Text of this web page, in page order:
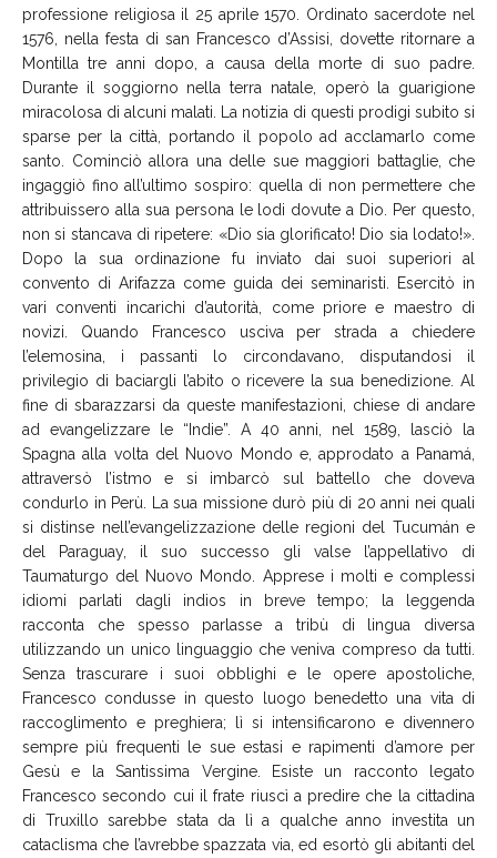
professione religiosa il 25 aprile 1570. Ordinato sacerdote nel
1576, nella festa di san Francesco d’Assisi, dovette ritornare a
Montilla tre anni dopo, a causa della morte di suo padre.
Durante il soggiorno nella terra natale, operò la guarigione
miracolosa di alcuni malati. La notizia di questi prodigi subito si
sparse per la città, portando il popolo ad acclamarlo come
santo. Cominciò allora una delle sue maggiori battaglie, che
ingaggiò fino all’ultimo sospiro: quella di non permettere che
attribuissero alla sua persona le lodi dovute a Dio. Per questo,
non si stancava di ripetere: «Dio sia glorificato! Dio sia lodato!».
Dopo la sua ordinazione fu inviato dai suoi superiori al
convento di Arifazza come guida dei seminaristi. Esercitò in
vari conventi incarichi d’autorità, come priore e maestro di
novizi. Quando Francesco usciva per strada a chiedere
l’elemosina, i passanti lo circondavano, disputandosi il
privilegio di baciargli l’abito o ricevere la sua benedizione. Al
fine di sbarazzarsi da queste manifestazioni, chiese di andare
ad evangelizzare le “Indie”. A 40 anni, nel 1589, lasciò la
Spagna alla volta del Nuovo Mondo e, approdato a Panamá,
attraversò l’istmo e si imbarcò sul battello che doveva
condurlo in Perù. La sua missione durò più di 20 anni nei quali
si distinse nell’evangelizzazione delle regioni del Tucumán e
del Paraguay, il suo successo gli valse l’appellativo di
Taumaturgo del Nuovo Mondo. Apprese i molti e complessi
idiomi parlati dagli indios in breve tempo; la leggenda
racconta che spesso parlasse a tribù di lingua diversa
utilizzando un unico linguaggio che veniva compreso da tutti.
Senza trascurare i suoi obblighi e le opere apostoliche,
Francesco condusse in questo luogo benedetto una vita di
raccoglimento e preghiera; lì si intensificarono e divennero
sempre più frequenti le sue estasi e rapimenti d’amore per
Gesù e la Santissima Vergine. Esiste un racconto legato
Francesco secondo cui il frate riuscì a predire che la cittadina
di Truxillo sarebbe stata da lì a qualche anno investita un
cataclisma che l’avrebbe spazzata via, ed esortò gli abitanti del